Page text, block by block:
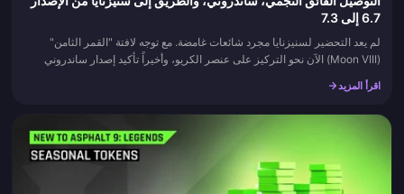
6.7 إلى 7.3
لم يعد التحضير لسنيزنايا مجرد شائعات غامضة. مع توجه لافتة "القمر الثامن"
(Moon VIII) الآن نحو التركيز على عنصر الكريو، وأخيراً تأكيد إصدار ساندروني
اقرأ المزيد